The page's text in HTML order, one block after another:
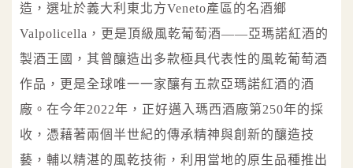
造，選址於義大利東北方Veneto產區的名酒鄉
Valpolicella，更是頂級風乾葡萄酒——亞瑪諾紅酒的
製酒王國，其曾釀造出多款極具代表性的風乾葡萄酒
作品，更是全球唯一一家釀有五款亞瑪諾紅酒的酒
廠。在今年2022年，正好邁入瑪西酒廠第250年的採
收，憑藉著兩個半世紀的傳承精神與創新的釀造技
藝，輔以精湛的風乾技術，利用當地的原生品種推出